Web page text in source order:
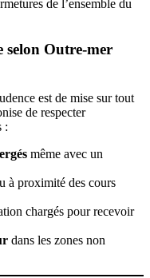
de l’ensemble du
selon Outre-mer
est de mise sur tout
de respecter
:
même avec un
à proximité des cours
chargés pour recevoir
dans les zones non